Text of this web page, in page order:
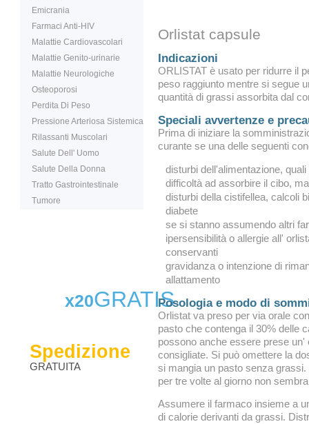
Emicrania
Farmaci Anti-HIV
Malattie Cardiovascolari
Malattie Genito-urinarie
Malattie Neurologiche
Osteoporosi
Perdita Di Peso
Pressione Arteriosa Sistemica
Rilassanti Muscolari
Salute Dell' Uomo
Salute Della Donna
Tratto Gastrointestinale
Tumore
x20GRATIS
Spedizione
GRATUITA
Orlistat capsule
Indicazioni
ORLISTAT è usato per ridurre il
peso raggiunto mentre si segue
quantità di grassi assorbita dal
Speciali avvertenze e
Prima di iniziare la
curante se una delle seguenti
disturbi dell'alimentazione,
difficoltà ad assorbire il cibo,
disturbi della cistifellea, calcoli
diabete
se si stanno assumendo altri
ipersensibilità o allergie all'
conservanti
gravidanza o intenzione di
allattamento
Posologia e modo di
Orlistat va preso per via orale
pasto che contenga il 30% delle
possono anche essere prese
consigliate. Si può omettere la
si mangia un pasto senza
per tre volte al giorno non
Assumere il farmaco insieme a
di calorie derivanti da grassi.